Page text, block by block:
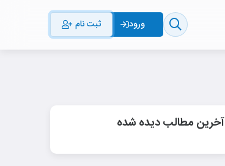
ورود ثبت نام
آخرین مطالب دیده شده